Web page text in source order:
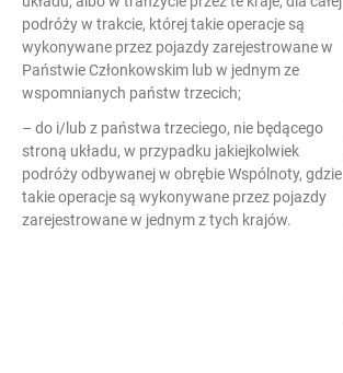
podróży w trakcie, której takie operacje są
wykonywane przez pojazdy zarejestrowane w
Państwie Członkowskim lub w jednym ze
wspomnianych państw trzecich;
– do i/lub z państwa trzeciego, nie będącego
stroną układu, w przypadku jakiejkolwiek
podróży odbywanej w obrębie Wspólnoty, gdzie
takie operacje są wykonywane przez pojazdy
zarejestrowane w jednym z tych krajów.